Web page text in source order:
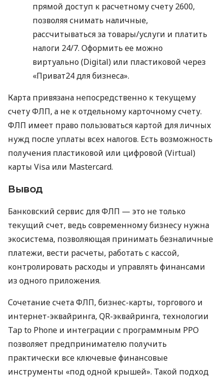
прямой доступ к расчетному счету 2600,
позволяя снимать наличные,
рассчитываться за товары/услуги и платить
налоги 24/7. Оформить ее можно
виртуально (Digital) или пластиковой через
«Приват24 для бизнеса».
Карта привязана непосредственно к текущему
счету ФЛП, а не к отдельному карточному счету.
ФЛП имеет право пользоваться картой для личных
нужд после уплаты всех налогов. Есть возможность
получения пластиковой или цифровой (Virtual)
карты Visa или Mastercard.
Вывод
Банковский сервис для ФЛП — это не только
текущий счет, ведь современному бизнесу нужна
экосистема, позволяющая принимать безналичные
платежи, вести расчеты, работать с кассой,
контролировать расходы и управлять финансами
из одного приложения.
Сочетание счета ФЛП, бизнес-карты, торгового и
интернет-эквайринга, QR-эквайринга, технологии
Tap to Phone и интеграции с программным РРО
позволяет предпринимателю получить
практически все ключевые финансовые
инструменты «под одной крышей». Такой подход